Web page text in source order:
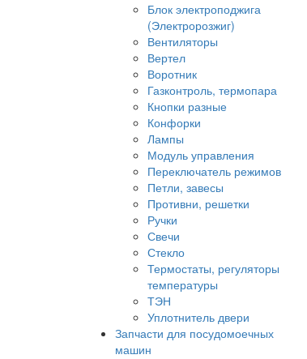
Блок электроподжига
(Электророзжиг)
Вентиляторы
Вертел
Воротник
Газконтроль, термопара
Кнопки разные
Конфорки
Лампы
Модуль управления
Переключатель режимов
Петли, завесы
Противни, решетки
Ручки
Свечи
Стекло
Термостаты, регуляторы
температуры
ТЭН
Уплотнитель двери
Запчасти для посудомоечных
машин